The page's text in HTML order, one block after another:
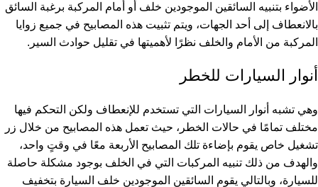
الأضواء بتنبيه السائقين الموجودين خلف أو أمام المركبة برغبة السائق
بالانعطاف إلى أحد الجهات، ويتم تثبيت هذه المصابيح في جميع زوايا
المركبة من الأمام والخلف نظرًا لأهميتها في تقليل حوادث السير.
أنوار السيارات للخطر
وهي تشبه أنوار السيارات التي تستخدم للإنعطاف ولكن التحكم فيها
مختلف تمامًا في حالات الخطر، حيث تعمل هذه المصابيح من خلال زر
تشغيل خاص يقوم بإضاءة تلك المصابيح الأربعة معًا في وقتٍ واحد،
والهدف من ذلك تنبيه المركبات التي في الخلف بوجود مشكلة حاصلة
للسيارة، وبالتالي يقوم السائقين الموجودين خلف السيارة بتخفيف